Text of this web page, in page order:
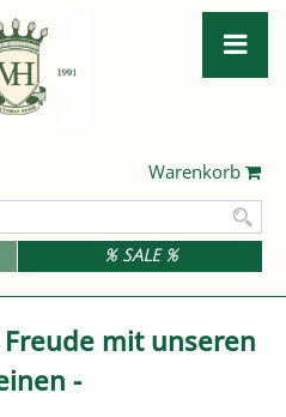
Warenkorb
% SALE %
mit unseren
-